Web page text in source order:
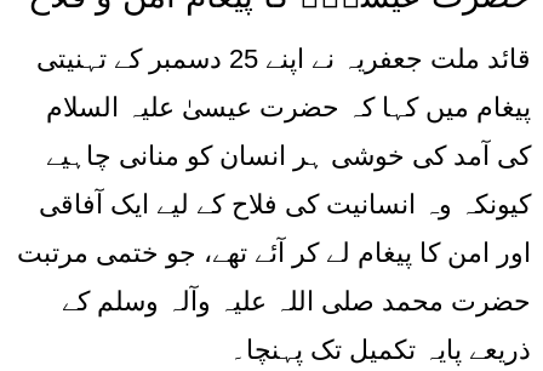
قائد ملت جعفریہ نے اپنے 25 دسمبر کے تہنیتی
پیغام میں کہا کہ حضرت عیسیٰ علیہ السلام
کی آمد کی خوشی ہر انسان کو منانی چاہیے
کیونکہ وہ انسانیت کی فلاح کے لیے ایک آفاقی
اور امن کا پیغام لے کر آئے تھے، جو ختمی مرتبت
حضرت محمد صلی اللہ علیہ وآلہ وسلم کے
ذریعے پایہ تکمیل تک پہنچا۔